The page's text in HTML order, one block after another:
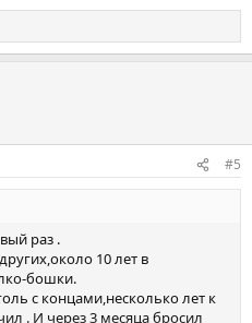
#5
раз .
10 лет в
бошки.
с концами,несколько лет к
. И через 3 месяца бросил